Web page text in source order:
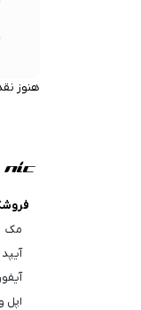
هنوز
مک
آیپد
اپل